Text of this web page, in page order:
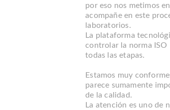
por eso nos metimos
acompañe en este
laboratorios.
La plataforma
controlar la norma ISO
todas las etapas.
Estamos muy
parece sumamente
de la calidad.
La atención es uno de